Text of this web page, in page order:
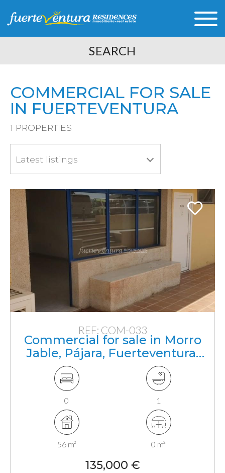
SEARCH
COMMERCIAL FOR SALE
IN FUERTEVENTURA
1 PROPERTIES
Latest listings
REF: COM-033
Commercial for sale in Morro
Jable, Pájara, Fuerteventura,
0 1
56 m² 0 m²
135,000 €